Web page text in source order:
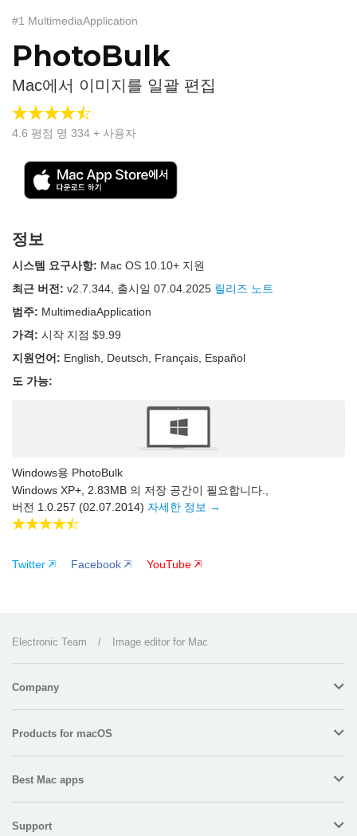
#1 MultimediaApplication
PhotoBulk
Mac에서 이미지를 일괄 편집
4.6 평점 명 334 + 사용자
정보
시스템 요구사항: Mac OS 10.10+ 지원
최근 버전: v2.7.344 , 출시일 07.04.2025 릴리즈 노트
범주: MultimediaApplication
가격: 시작 지점 $9.99
지원언어: English, Deutsch, Français, Español
도 가능:
Windows용 PhotoBulk
Windows XP+, 2.83MB 의 저장 공간이 필요합니다.,
버전 1.0.257 (02.07.2014) 자세한 정보 →
Twitter Facebook YouTube
Electronic Team / Image editor for Mac
Company
Products for macOS
Best Mac apps
Support